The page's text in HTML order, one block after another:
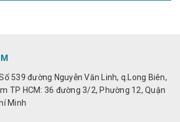
539 đường Nguyễn Văn Linh, q.Long Biên,
TP HCM: 36 đường 3/2, Phường 12, Quận
Minh